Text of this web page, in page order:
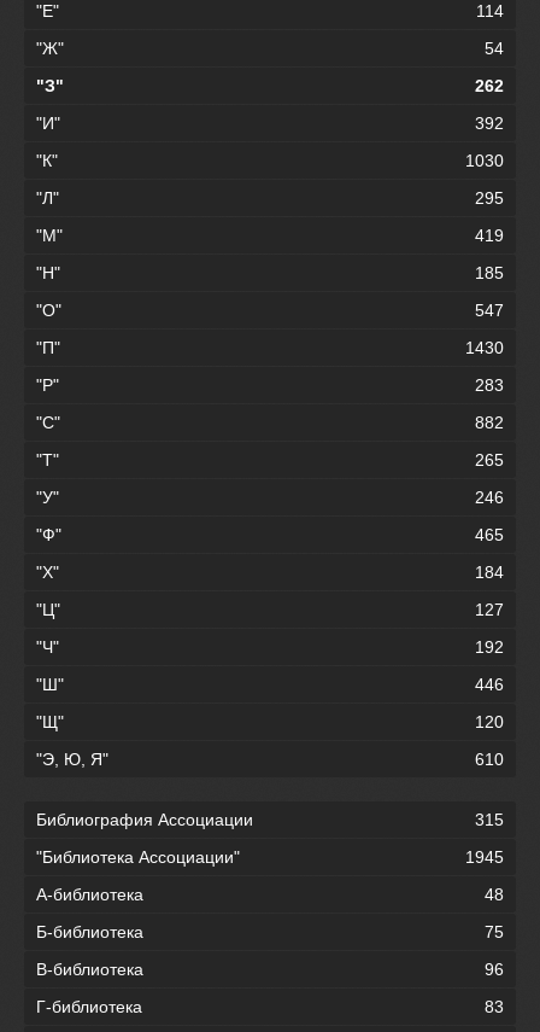
"Е"
114
"Ж"
54
"З"
262
"И"
392
"К"
1030
"Л"
295
"М"
419
"Н"
185
"О"
547
"П"
1430
"Р"
283
"С"
882
"Т"
265
"У"
246
"Ф"
465
"Х"
184
"Ц"
127
"Ч"
192
"Ш"
446
"Щ"
120
"Э, Ю, Я"
610
Библиография Ассоциации
315
"Библиотека Ассоциации"
1945
А-библиотека
48
Б-библиотека
75
В-библиотека
96
Г-библиотека
83